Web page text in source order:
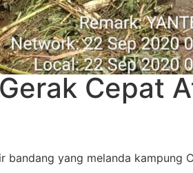
Cepat
yang melanda kampung